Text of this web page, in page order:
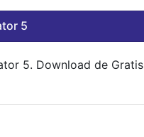
5
5. Download de Gratis